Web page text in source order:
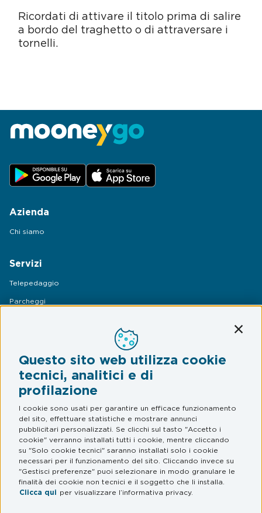
Questo sito web utilizza cookie
tecnici, analitici e di
profilazione
I cookie sono usati per garantire un efficace funzionamento
del sito, effettuare statistiche e mostrare annunci
pubblicitari personalizzati. Se clicchi sul tasto "Accetto i
cookie" verranno installati tutti i cookie, mentre cliccando
su "Solo cookie tecnici" saranno installati solo i cookie
necessari per il funzionamento del sito. Cliccando invece su
"Gestisci preferenze" puoi selezionare in modo granulare le
finalità dei cookie non tecnici e il soggetto che li installa.
Clicca qui per visualizzare l’informativa privacy.
Ricordati di attivare il titolo prima di salire
a bordo del traghetto o di attraversare i
tornelli.
Azienda
Chi siamo
Servizi
Telepedaggio
Parcheggi
Legal & Privacy
Termini e condizioni
Informativa privacy
Web Privacy e Cookie Policy
FAQ
Domande frequenti